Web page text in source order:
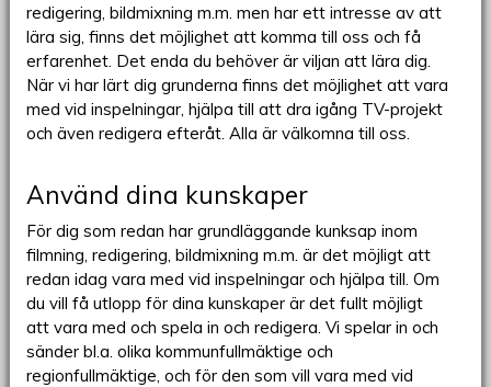
redigering, bildmixning m.m. men har ett intresse av att
lära sig, finns det möjlighet att komma till oss och få
erfarenhet. Det enda du behöver är viljan att lära dig.
När vi har lärt dig grunderna finns det möjlighet att vara
med vid inspelningar, hjälpa till att dra igång TV-projekt
och även redigera efteråt. Alla är välkomna till oss.
Använd dina kunskaper
För dig som redan har grundläggande kunksap inom
filmning, redigering, bildmixning m.m. är det möjligt att
redan idag vara med vid inspelningar och hjälpa till. Om
du vill få utlopp för dina kunskaper är det fullt möjligt
att vara med och spela in och redigera. Vi spelar in och
sänder bl.a. olika kommunfullmäktige och
regionfullmäktige, och för den som vill vara med vid